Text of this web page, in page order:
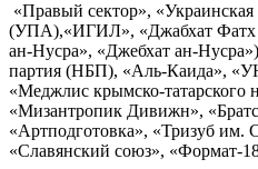
«Правый сектор», «Украинская
(УПА),«ИГИЛ», «Джабхат
ан-Нусра», «Джебхат ан-
партия (НБП), «Аль-Каида»,
«Меджлис крымско-татарского
«Мизантропик Дивижн»,
«Артподготовка», «Тризуб
«Славянский союз», «Формат-